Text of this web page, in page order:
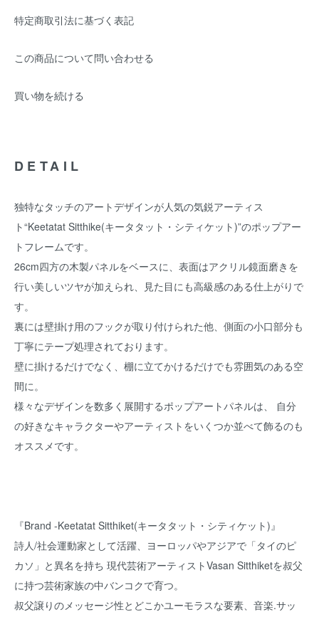
特定商取引法に基づく表記
この商品について問い合わせる
買い物を続ける
DETAIL
独特なタッチのアートデザインが人気の気鋭アーティス
ト“Keetatat Sitthike(キータタット・シティケット)”のポップアー
トフレームです。
26cm四方の木製パネルをベースに、表面はアクリル鏡面磨きを
行い美しいツヤが加えられ、見た目にも高級感のある仕上がりで
す。
裏には壁掛け用のフックが取り付けられた他、側面の小口部分も
丁寧にテープ処理されております。
壁に掛けるだけでなく、棚に立てかけるだけでも雰囲気のある空
間に。
様々なデザインを数多く展開するポップアートパネルは、 自分
の好きなキャラクターやアーティストをいくつか並べて飾るのも
オススメです。
『Brand -Keetatat Sitthiket(キータタット・シティケット)』
詩人/社会運動家として活躍、ヨーロッパやアジアで「タイのピ
カソ」と異名を持ち 現代芸術アーティストVasan Sitthiketを叔父
に持つ芸術家族の中バンコクで育つ。
叔父譲りのメッセージ性とどこかユーモラスな要素、音楽.サッ